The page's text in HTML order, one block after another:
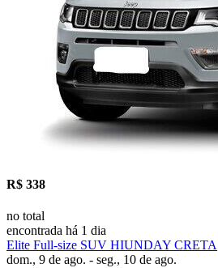
R$ 338
no total
encontrada há 1 dia
Elite Full-size SUV HIUNDAY CRETA
dom., 9 de ago. - seg., 10 de ago.